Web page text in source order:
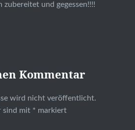
zubereitet und gegessen!!!!
Kommentar
wird nicht veröffentlicht.
sind mit * markiert